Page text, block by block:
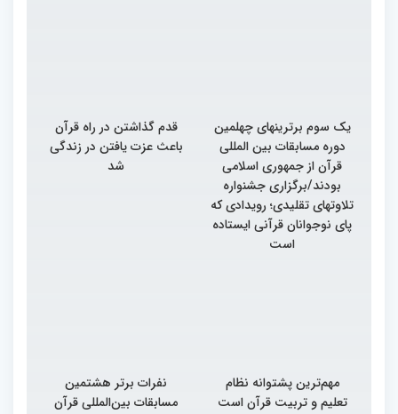
یک سوم برترینهای چهلمین
دوره مسابقات بین المللی
قرآن از جمهوری اسلامی
بودند/برگزاری جشنواره
تلاوتهای تقلیدی؛ رویدادی که
پای نوجوانان قرآنی ایستاده
است
قدم گذاشتن در راه قرآن
باعث عزت یافتن در زندگی
شد
مهم‌ترین پشتوانه نظام
تعلیم و تربیت قرآن است
نفرات برتر هشتمین
مسابقات بین‌المللی قرآن